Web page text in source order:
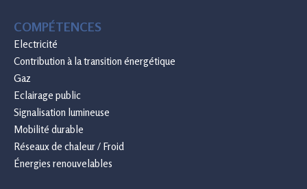
COMPÉTENCES
Electricité
Contribution à la transition énergétique
Gaz
Eclairage public
Signalisation lumineuse
Mobilité durable
Réseaux de chaleur / Froid
Énergies renouvelables